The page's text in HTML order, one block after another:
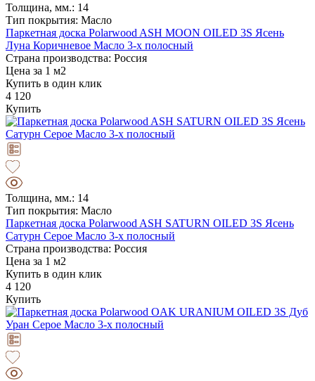
Толщина, мм.: 14
Тип покрытия: Масло
Паркетная доска Polarwood ASH MOON OILED 3S Ясень
Луна Коричневое Масло 3-х полосный
Страна производства: Россия
Цена за 1 м2
Купить в один клик
4 120
Купить
Толщина, мм.: 14
Тип покрытия: Масло
Паркетная доска Polarwood ASH SATURN OILED 3S Ясень
Сатурн Серое Масло 3-х полосный
Страна производства: Россия
Цена за 1 м2
Купить в один клик
4 120
Купить